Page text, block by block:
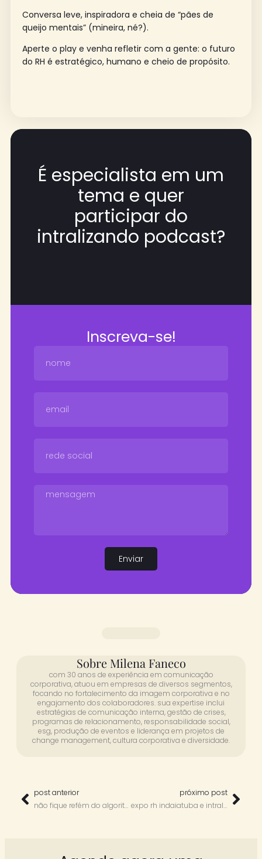
Conversa leve, inspiradora e cheia de “pães de
queijo mentais” (mineira, né?).
Aperte o play e venha refletir com a gente: o futuro
do RH é estratégico, humano e cheio de propósito.
É especialista em um
tema e quer
participar do
intralizando podcast?
Inscreva-se!
Enviar
Sobre Milena Faneco
com 30 anos de experiência em comunicação
corporativa, atuou em empresas de diversos segmentos,
focando no fortalecimento da imagem corporativa e no
engajamento dos colaboradores. sua expertise inclui
estratégias de comunicação interna, gestão de crises,
programas de relacionamento, responsabilidade social,
esg, produção de eventos e liderança em projetos de
change management, cultura corporativa e diversidade.
post anterior
não fique refém do algoritmo (nem do crachá) – com maria emília leme
próximo post
expo rh indaiatuba e intraliza com débora melchiades – intralizando por aí em parceria com erh play